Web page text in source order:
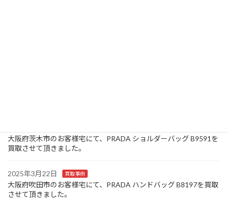
大阪府茨木市のお客様宅にて、PRADA ショルダーバッグ B9591を
買取させて頂きました。
2025年3月22日 買取事例
大阪府吹田市のお客様宅にて、PRADA ハンドバッグ B8197を買取
させて頂きました。